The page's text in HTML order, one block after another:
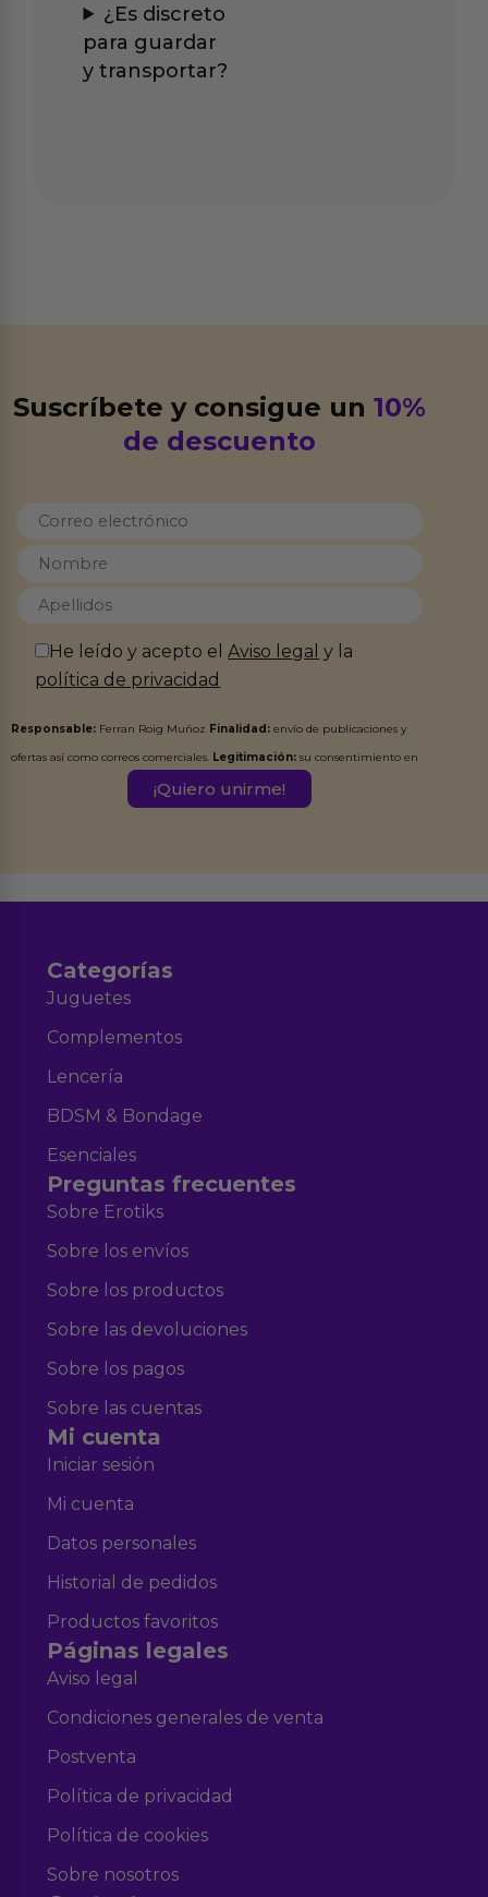
¿Es discreto
para guardar
y transportar?
Suscríbete y consigue un10%
de descuento
He leído y acepto elAviso legal y la
política de privacidad
Responsable: Ferran Roig Muñoz Finalidad: envío de publicaciones y
ofertas así como correos comerciales. Legitimación: su consentimiento en
Destinatarios:Ferran Roig Muñoz. Podrás ejercer tus
Categorías
Juguetes
Complementos
Lencería
BDSM & Bondage
Esenciales
Preguntas frecuentes
Sobre Erotiks
Sobre los envíos
Sobre los productos
Sobre las devoluciones
Sobre los pagos
Sobre las cuentas
Mi cuenta
Iniciar sesión
Mi cuenta
Datos personales
Historial de pedidos
Productos favoritos
Páginas legales
Aviso legal
Condiciones generales de venta
Postventa
Política de privacidad
Política de cookies
Sobre nosotros